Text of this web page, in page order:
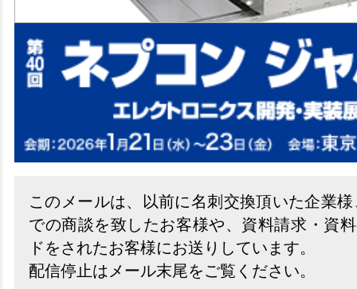
このメールは、以前に名刺交換頂いた企業
での商談を致したお客様や、資料請求・資
ドをされたお客様にお送りしています。
配信停止はメール末尾をご覧ください。